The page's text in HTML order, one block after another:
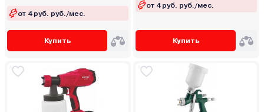
от 4 руб. руб./мес.
Купить
от 4 руб. руб./мес.
Купить